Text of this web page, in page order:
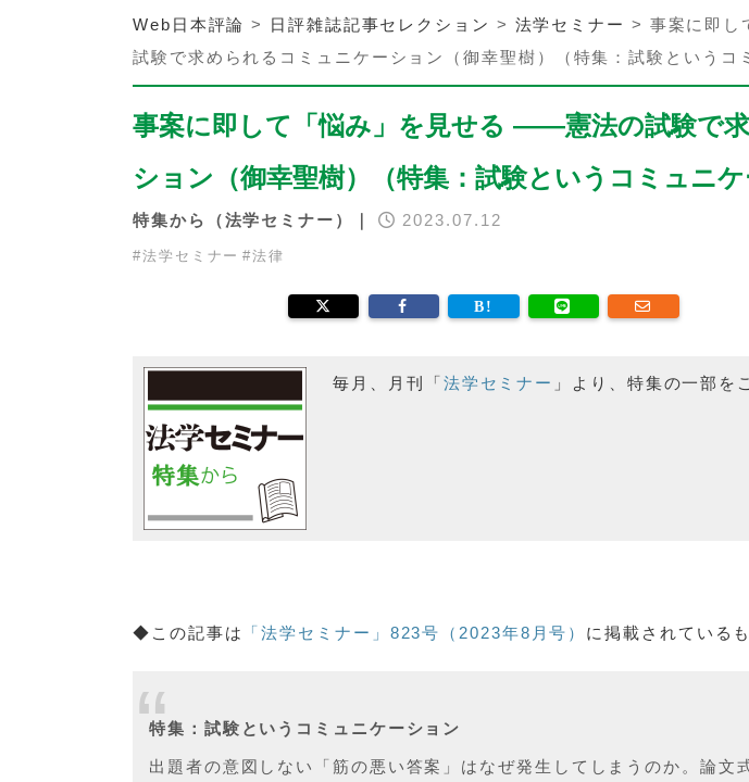
Web日本評論 > 日評雑誌記事セレクション > 法学セミナー > 事案に即
試験で求められるコミュニケーション（御幸聖樹）（特集：試験というコ
事案に即して「悩み」を見せる ――憲法の試験で
ション（御幸聖樹）（特集：試験というコミュニケ
特集から（法学セミナー）｜ 2023.07.12
#法学セミナー #法律
毎月、月刊「法学セミナー 」より、特集の一部を
◆この記事は 「法学セミナー」823号（2023年8月号） に掲載されている
特集：試験というコミュニケーション
出題者の意図しない「筋の悪い答案」はなぜ発生してしまうのか。論文